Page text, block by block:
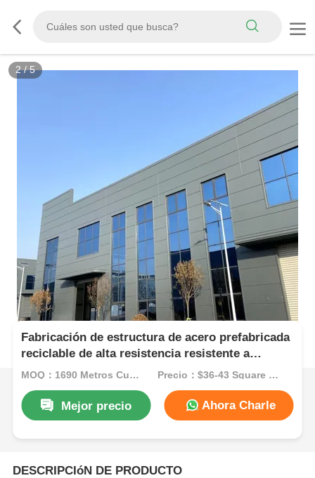
2/5
Fabricación de estructura de acero prefabricada
reciclable de alta resistencia resistente a
terremotos
MOQ：1690 Metros Cuadrados Precio：$36-43 Square Meters
Mejor precio Ahora Charle
DESCRIPCIóN DE PRODUCTO